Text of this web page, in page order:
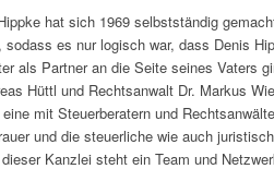
hat sich 1969 selbstständig
es nur logisch war, dass Denis
als Partner an die Seite seines Vaters
Hüttl und Rechtsanwalt Dr. Markus
mit Steuerberatern und
und die steuerliche wie auch
Kanzlei steht ein Team und